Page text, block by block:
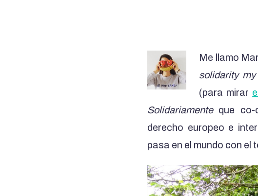
Me llamo
solidarity
(para mirar
Solidariamenteque co-
derecho europeo e
pasa en el mundo con el